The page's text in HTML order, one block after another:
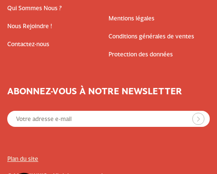
Qui Sommes Nous ?
Nous Rejoindre !
Contactez-nous
Mentions légales
Conditions générales de ventes
Protection des données
ABONNEZ-VOUS À NOTRE NEWSLETTER
Plan du site